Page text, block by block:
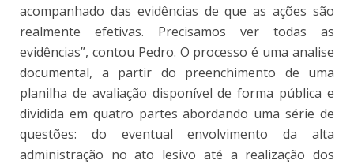
acompanhado das evidências de que as ações são
realmente efetivas. Precisamos ver todas as
evidências”, contou Pedro. O processo é uma analise
documental, a partir do preenchimento de uma
planilha de avaliação disponível de forma pública e
dividida em quatro partes abordando uma série de
questões: do eventual envolvimento da alta
administração no ato lesivo até a realização dos